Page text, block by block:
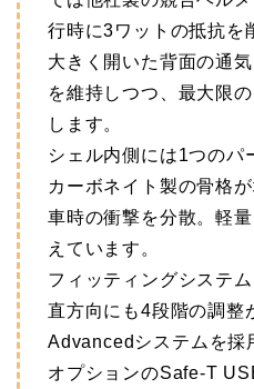
行時に3ワットの抵抗を
大きく開いた背面の通
を維持しつつ、最大限
します。
シェル内側には1つのパ
カーボネイト製の骨格
車時の衝撃を分散。軽
えています。
フィッティングシステ
直方向にも4段階の調整
Advancedシステムを採
オプションのSafe-T